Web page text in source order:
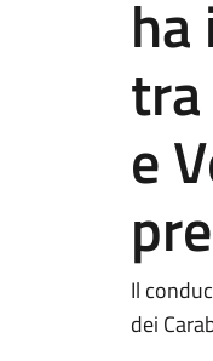
e
Il
dei